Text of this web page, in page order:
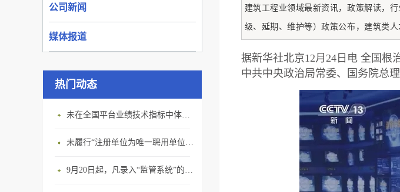
公司新闻
媒体报道
热门动态
未在全国平台业绩技术指标中体现个人角色的业绩，在资质审查时不作为有效业绩认定！
未履行“注册单位为唯一聘用单位”的承诺，撤销注册许可，三年内不得再次申请建造师注册
9月20日起，凡录入“监管系统”的建造师、职称人员，均需上传社保缴纳凭证！
建筑工程业领域最新资讯，政策解读，
级、延期、维护等）政策公布，建筑类人
据新华社北京12月24日电 全国根
中共中央政治局常委、国务院总